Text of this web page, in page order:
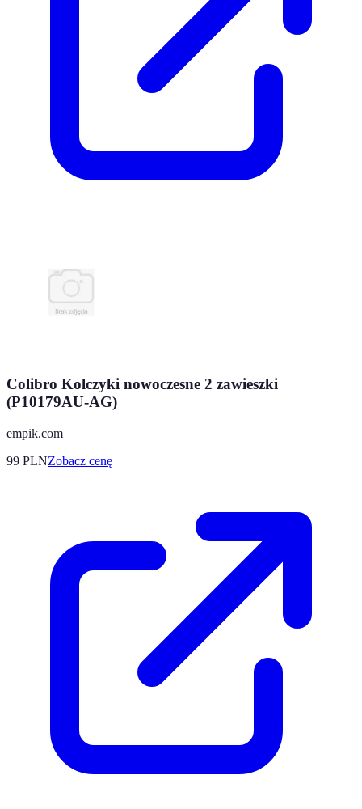
Colibro Kolczyki nowoczesne 2 zawieszki
(P10179AU-AG)
empik.com
99 PLNZobacz cenę